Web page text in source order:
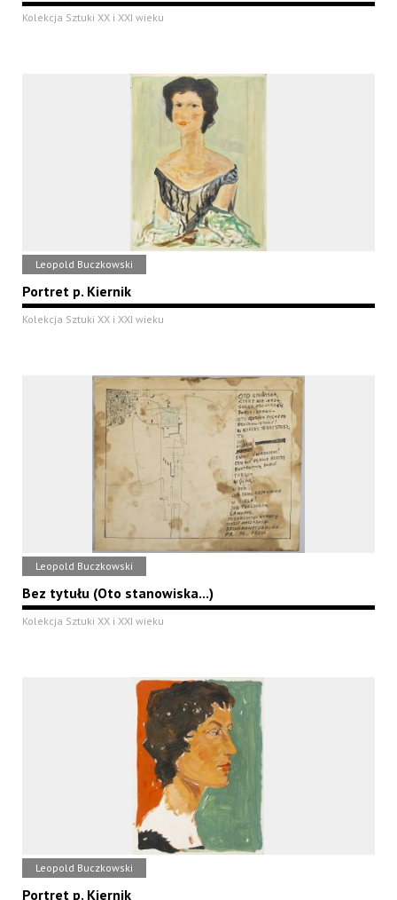
Kolekcja Sztuki XX i XXI wieku
Leopold Buczkowski
Portret p. Kiernik
Kolekcja Sztuki XX i XXI wieku
Leopold Buczkowski
Bez tytułu (Oto stanowiska...)
Kolekcja Sztuki XX i XXI wieku
Leopold Buczkowski
Portret p. Kiernik